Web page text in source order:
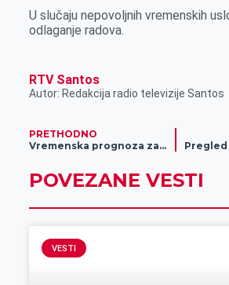
U slučaju nepovoljnih vremenskih
odlaganje radova.
RTV Santos
Autor: Redakcija radio televizije Santos
PRETHODNO
Vremenska prognoza za 21.10.2024.
POVEZANE VESTI
VESTI